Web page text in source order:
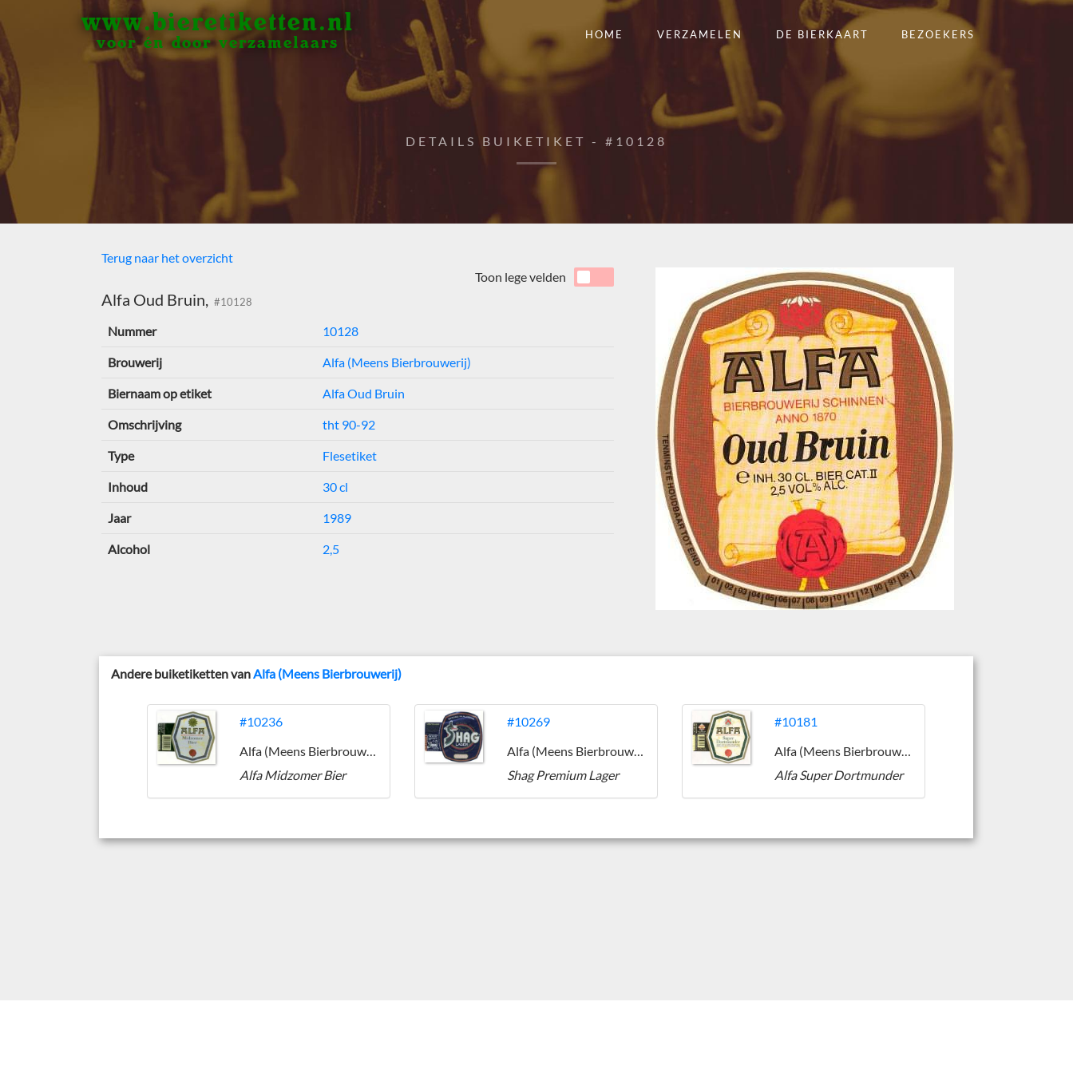
www.bieretiketten.nl
voor én door verzamelaars
HOME VERZAMELEN DE BIERKAART BEZOEKERS
DETAILS BUIKETIKET - #10128
Terug naar het overzicht
Alfa Oud Bruin, #10128
Toon lege velden
Nummer 10128
Brouwerij Alfa (Meens Bierbrouwerij)
Biernaam op etiket Alfa Oud Bruin
Omschrijving tht 90-92
Type Flesetiket
Inhoud 30 cl
Jaar 1989
Alcohol 2,5
Andere buiketiketten vanAlfa (Meens Bierbrouwerij)
#10236
Alfa (Meens Bierbrouwerij)
Alfa Midzomer Bier
#10269
Alfa (Meens Bierbrouwerij)
Shag Premium Lager
#10181
Alfa (Meens Bierbrouwerij)
Alfa Super Dortmunder